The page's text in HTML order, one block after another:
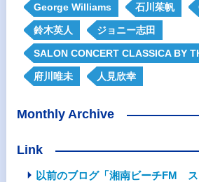
George Williams 石川茱帆
鈴木英人 ジョニー志田
SALON CONCERT CLASSICA BY
府川唯未 人見欣幸
Monthly Archive
Link
以前のブログ「湘南ビーチFM ス